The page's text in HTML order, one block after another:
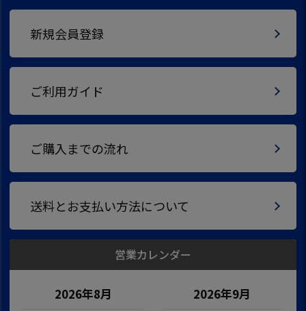
新規会員登録
ご利用ガイド
ご購入までの流れ
送料とお支払い方法について
営業カレンダー
2026年8月 2026年9月